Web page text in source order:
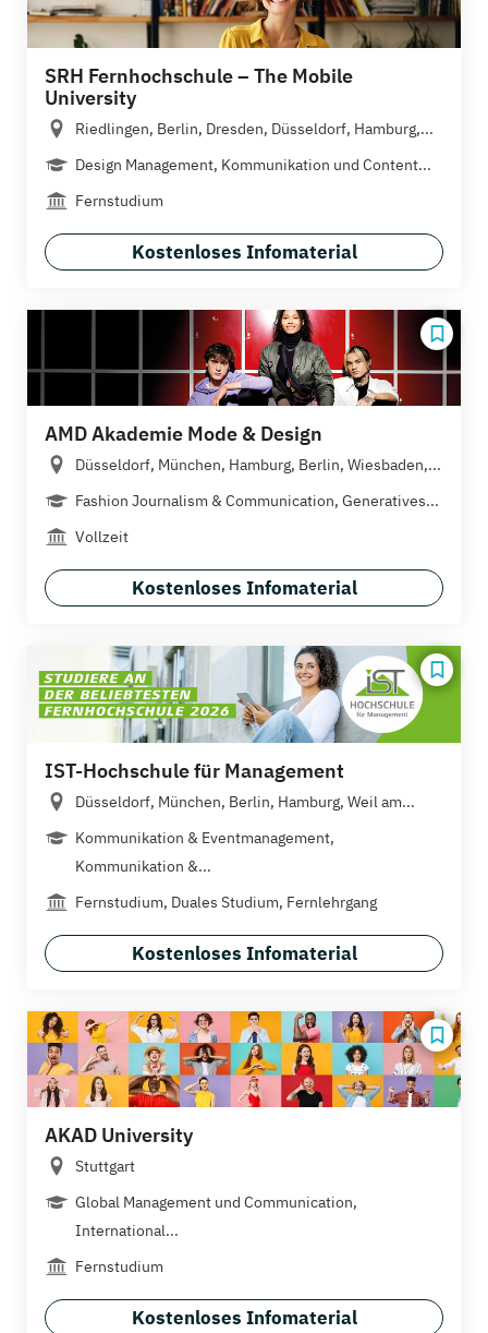
SRH Fernhochschule – The Mobile
University
Riedlingen, Berlin, Dresden, Düsseldorf, Hamburg,...
Design Management, Kommunikation und Content...
Fernstudium
Kostenloses Infomaterial
AMD Akademie Mode & Design
Düsseldorf, München, Hamburg, Berlin, Wiesbaden,...
Fashion Journalism & Communication, Generatives...
Vollzeit
Kostenloses Infomaterial
IST-Hochschule für Management
Düsseldorf, München, Berlin, Hamburg, Weil am...
Kommunikation & Eventmanagement,
Kommunikation &...
Fernstudium, Duales Studium, Fernlehrgang
Kostenloses Infomaterial
AKAD University
Stuttgart
Global Management und Communication,
International...
Fernstudium
Kostenloses Infomaterial